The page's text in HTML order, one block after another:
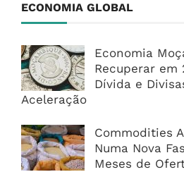
ECONOMIA GLOBAL
Economia
Recuperar em
Dívida e
Aceleração
Commodities
Numa Nova
Meses de